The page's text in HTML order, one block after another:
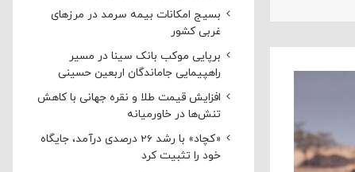
بسیج امکانات بیمه سرمد در مرزهای
غربی کشور
برپایی موکب بانک سینا در مسیر
راهپیمایی جاماندگان اربعین حسینی
افزایش قیمت طلا و نقره جهانی با کاهش
تنش‌ها در خاورمیانه
«کچاد» با رشد 26 درصدی درآمد، جایگاه
خود را تثبیت کرد